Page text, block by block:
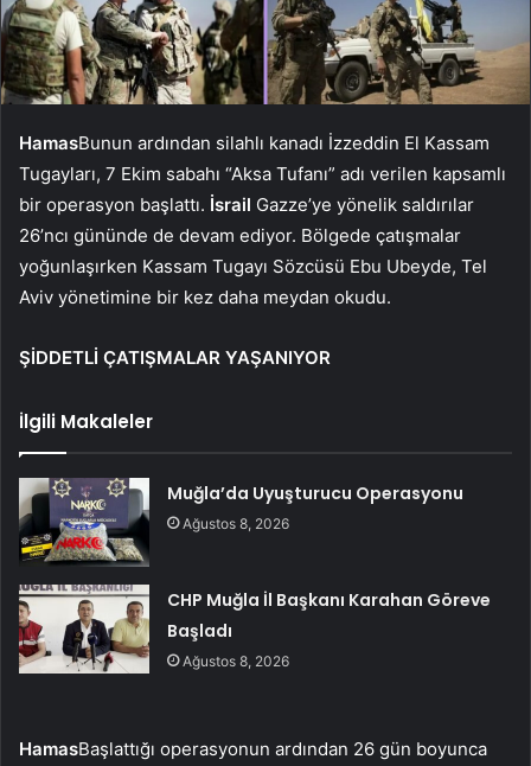
HamasBunun ardından silahlı kanadı İzzeddin El Kassam
Tugayları, 7 Ekim sabahı “Aksa Tufanı” adı verilen kapsamlı
bir operasyon başlattı. İsrail Gazze’ye yönelik saldırılar
26’ncı gününde de devam ediyor. Bölgede çatışmalar
yoğunlaşırken Kassam Tugayı Sözcüsü Ebu Ubeyde, Tel
Aviv yönetimine bir kez daha meydan okudu.
ŞİDDETLİ ÇATIŞMALAR YAŞANIYOR
İlgili Makaleler
Muğla’da Uyuşturucu Operasyonu
Ağustos 8, 2026
CHP Muğla İl Başkanı Karahan Göreve
Başladı
Ağustos 8, 2026
HamasBaşlattığı operasyonun ardından 26 gün boyunca